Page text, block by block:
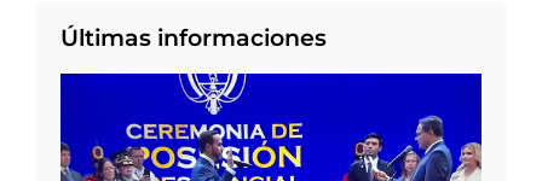
Últimas informaciones